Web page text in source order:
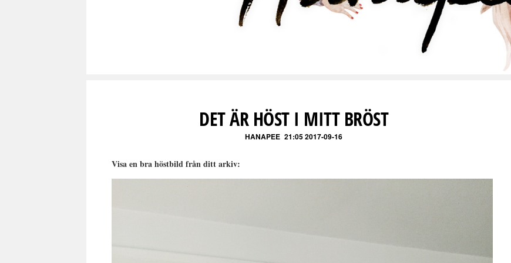
DET ÄR HÖST I MITT BRÖST
HANAPEE 21:05 2017-09-16
Visa en bra höstbild från ditt arkiv: